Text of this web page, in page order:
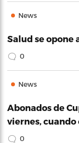
News
Salud se opone
0
News
Abonados de
viernes,
0